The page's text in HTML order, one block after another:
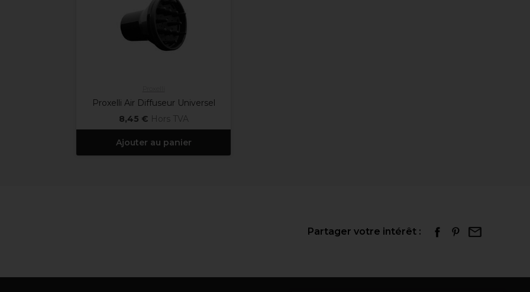
Proxelli Air Diffuseur Universel
8,45 € Hors TVA
Ajouter au panier
Partager votre intérêt :